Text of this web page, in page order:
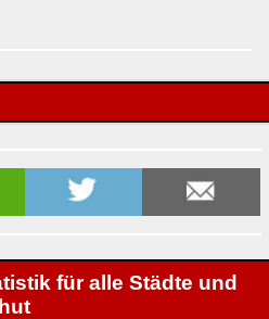
für alle Städte und